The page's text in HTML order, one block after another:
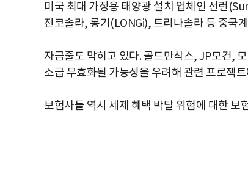
미국 최대 가정용 태양광 설치 업체인 선런
진코솔라, 롱기(LONGi), 트리나솔라 등 중국
자금줄도 막히고 있다. 골드만삭스, JP모건,
소급 무효화될 가능성을 우려해 관련 프로젝
보험사들 역시 세제 혜택 박탈 위험에 대한 보